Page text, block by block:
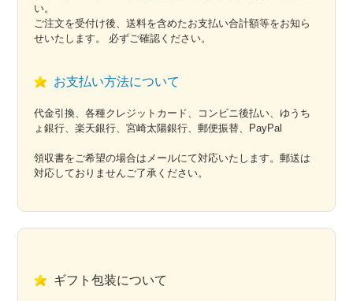
い。
ご注文を受付け後、送料を含めたお支払い合計額等をお知ら
せいたします。 必ずご確認ください。
お支払い方法について
代金引換、各種クレジットカード、コンビニ後払い、ゆうち
ょ銀行、楽天銀行、宮崎太陽銀行、郵便振替、PayPal
領収書をご希望の場合はメールにて対応いたします。郵送は
対応しておりませんご了承ください。
ギフト包装について